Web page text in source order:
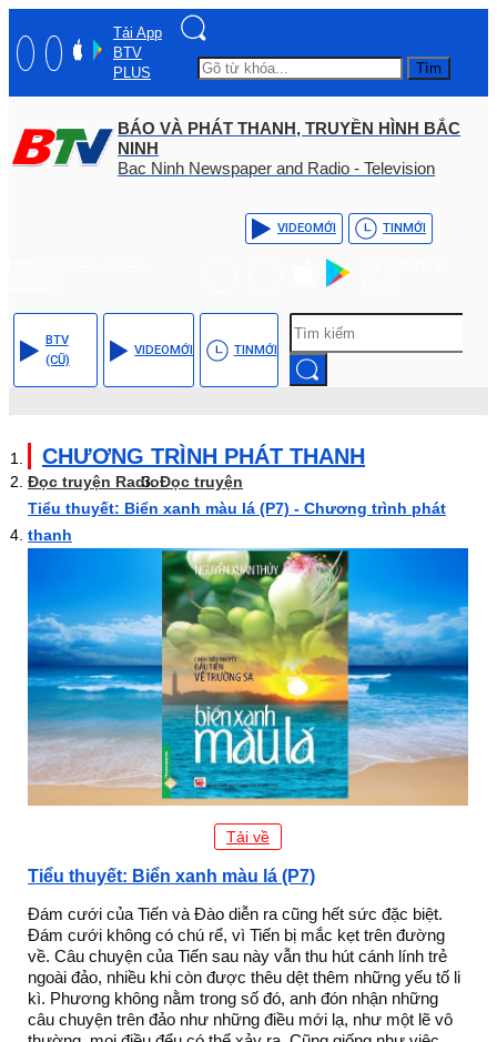
Tải App
BTV
PLUS
Tìm
BÁO VÀ PHÁT THANH, TRUYỀN HÌNH BẮC
NINH
Bac Ninh Newspaper and Radio - Television
VIDEOMỚI TINMỚI
BTV
(CŨ)
VIDEOMỚI TINMỚI
CHƯƠNG TRÌNH PHÁT THANH
Đọc truyện RadioĐọc truyện
Tiểu thuyết: Biển xanh màu lá (P7) - Chương trình phát
thanh
Tải về
Tiểu thuyết: Biển xanh màu lá (P7)
Đám cưới của Tiến và Đào diễn ra cũng hết sức đặc biệt.
Đám cưới không có chú rể, vì Tiến bị mắc kẹt trên đường
về. Câu chuyện của Tiến sau này vẫn thu hút cánh lính trẻ
ngoài đảo, nhiều khi còn được thêu dệt thêm những yếu tố li
kì. Phương không nằm trong số đó, anh đón nhận những
câu chuyện trên đảo như những điều mới lạ, như một lẽ vô